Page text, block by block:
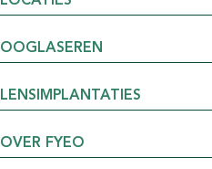
OOGLASEREN
LENSIMPLANTATIES
OVER FYEO